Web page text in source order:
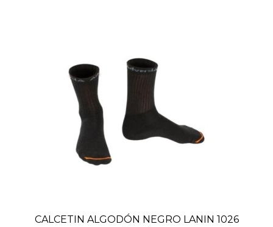
CALCETIN ALGODÓN NEGRO LANIN 1026